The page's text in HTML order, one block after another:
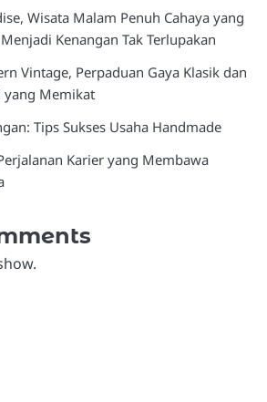
Wisata Malam Penuh Cahaya yang
Kenangan Tak Terlupakan
Vintage, Perpaduan Gaya Klasik dan
yang Memikat
Tips Sukses Usaha Handmade
Karier yang Membawa